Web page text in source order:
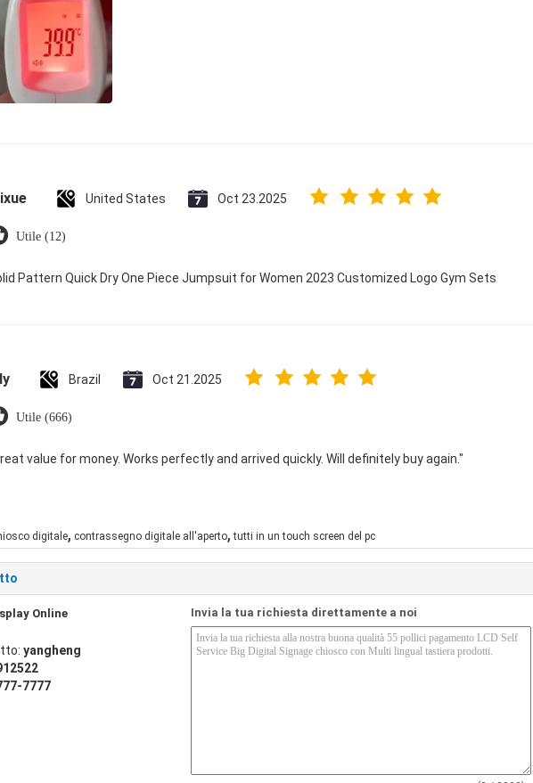
United States Oct 23.2025
Utile (12)
Pattern Quick Dry One Piece Jumpsuit for Women 2023 Customized Logo Gym Sets
Brazil Oct 21.2025
Utile (666)
value for money. Works perfectly and arrived quickly. Will definitely buy again."
digitale, contrassegno digitale all'aperto, tutti in un touch screen del pc
Online
yangheng
7777
Invia la tua richiesta direttamente a noi